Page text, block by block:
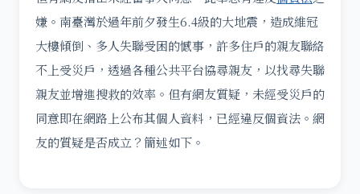
嫌。南臺灣於過年前夕發生6.4級的大地震，造成維冠
大樓傾倒、多人失聯受困的憾事，許多住戶的親友聯絡
不上受災戶，透過各種公共平台協尋親友，以找尋失聯
親友並增進搜救的效率。但有網友質疑，未經受災戶的
同意即在網路上公布其個人資料，已經違反個資法。網
友的質疑是否成立？簡述如下。